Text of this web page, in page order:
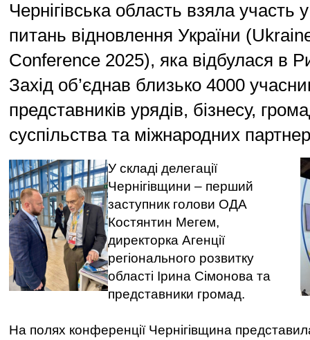
Чернігівська область взяла участь
питань відновлення України
Conference 2025), яка відбулася в
Захід об’єднав близько 4000
представників урядів, бізнесу,
суспільства та міжнародних
У складі делегації
Чернігівщини – перший
заступник голови ОДА
Костянтин Мегем,
директорка Агенції
регіонального розвитку
області Ірина Сімонова та
представники громад.
На полях конференції Чернігівщина